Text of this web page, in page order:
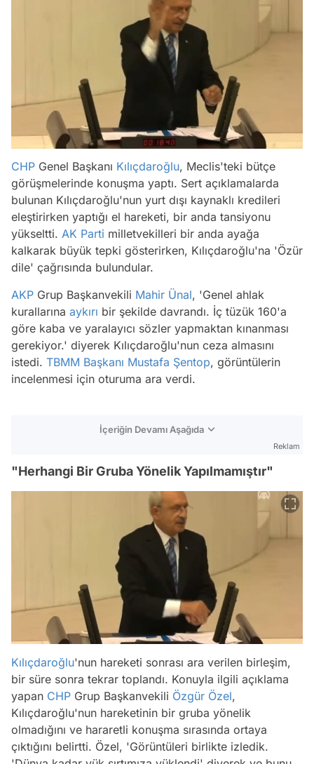
CHP Genel Başkanı Kılıçdaroğlu, Meclis'teki bütçe
görüşmelerinde konuşma yaptı. Sert açıklamalarda
bulunan Kılıçdaroğlu'nun yurt dışı kaynaklı kredileri
eleştirirken yaptığı el hareketi, bir anda tansiyonu
yükseltti. AK Parti milletvekilleri bir anda ayağa
kalkarak büyük tepki gösterirken, Kılıçdaroğlu'na 'Özür
dile' çağrısında bulundular.
AKP Grup Başkanvekili Mahir Ünal, 'Genel ahlak
kurallarına aykırı bir şekilde davrandı. İç tüzük 160'a
göre kaba ve yaralayıcı sözler yapmaktan kınanması
gerekiyor.' diyerek Kılıçdaroğlu'nun ceza almasını
istedi. TBMM Başkanı Mustafa Şentop, görüntülerin
incelenmesi için oturuma ara verdi.
İçeriğin Devamı Aşağıda
Reklam
"Herhangi Bir Gruba Yönelik Yapılmamıştır"
Kılıçdaroğlu'nun hareketi sonrası ara verilen birleşim,
bir süre sonra tekrar toplandı. Konuyla ilgili açıklama
yapan CHP Grup Başkanvekili Özgür Özel,
Kılıçdaroğlu'nun hareketinin bir gruba yönelik
olmadığını ve hararetli konuşma sırasında ortaya
çıktığını belirtti. Özel, 'Görüntüleri birlikte izledik.